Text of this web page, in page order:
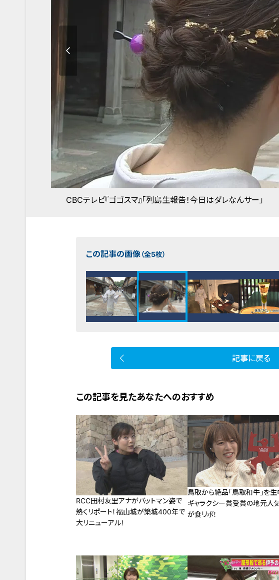
CBCテレビ『ゴゴスマ』「列島生報告！今日はダレなんサー」
この記事の画像（全5枚）
記事に戻る
この記事を見たあなたへのおすすめ
RCC田村友里アナがバットマン姿で
熱くリポート！福山城が築城400年で
大リニューアル！
鳥取から絶品「鳥取和牛」を生
ギャラクシー賞受賞の地元人
が食リポ！